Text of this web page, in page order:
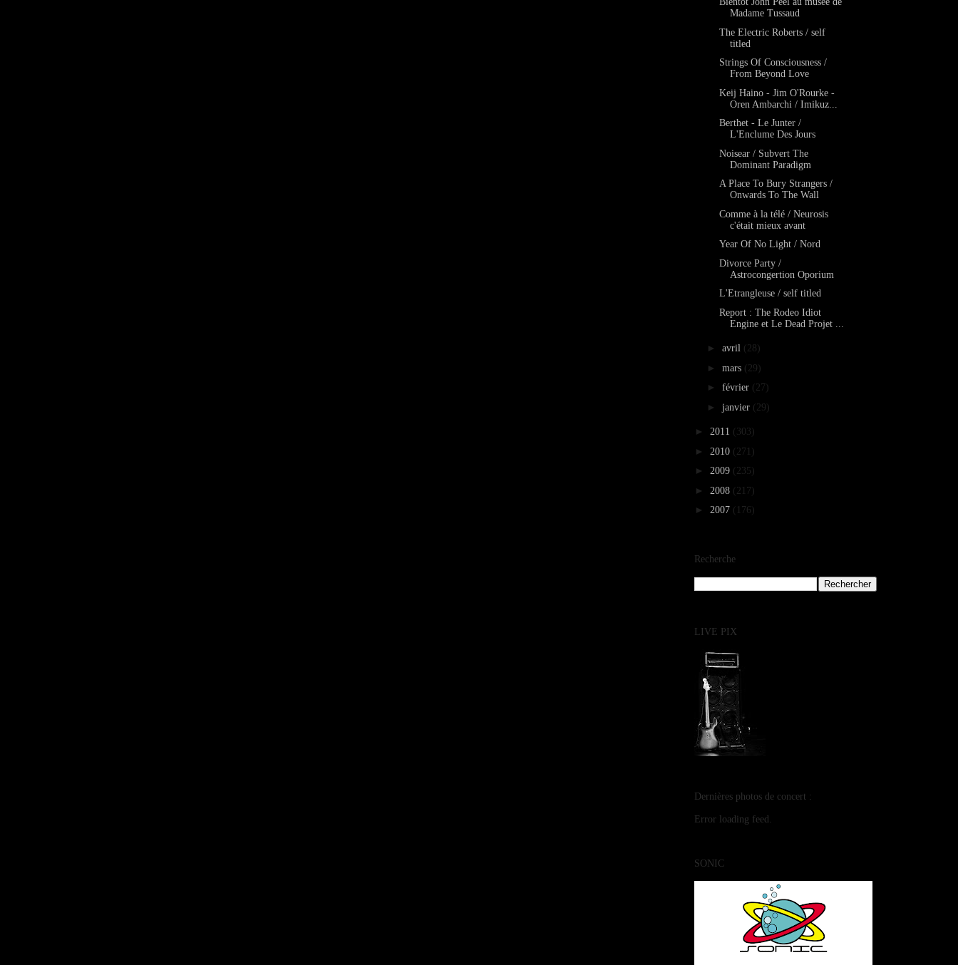
Madame Tussaud
The Electric Roberts / self
titled
Strings Of Consciousness /
From Beyond Love
Keij Haino - Jim O'Rourke -
Oren Ambarchi / Imikuz...
Berthet - Le Junter /
L'Enclume Des Jours
Noisear / Subvert The
Dominant Paradigm
A Place To Bury Strangers /
Onwards To The Wall
Comme à la télé / Neurosis
c'était mieux avant
Year Of No Light / Nord
Divorce Party /
Astrocongertion Oporium
L'Etrangleuse / self titled
Report : The Rodeo Idiot
Engine et Le Dead Projet ...
► avril (28)
► mars (29)
► février (27)
► janvier (29)
► 2011 (303)
► 2010 (271)
► 2009 (235)
► 2008 (217)
► 2007 (176)
Recherche
LIVE PIX
Dernières photos de concert :
Error loading feed.
SONIC